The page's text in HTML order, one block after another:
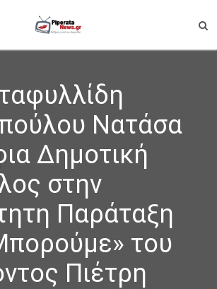
Νατάσα
Δημοτική
στην
Παράταξη
του
Πιέτρη